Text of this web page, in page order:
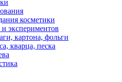
косметики
экспериментов
картона, фольги
кварца, песка